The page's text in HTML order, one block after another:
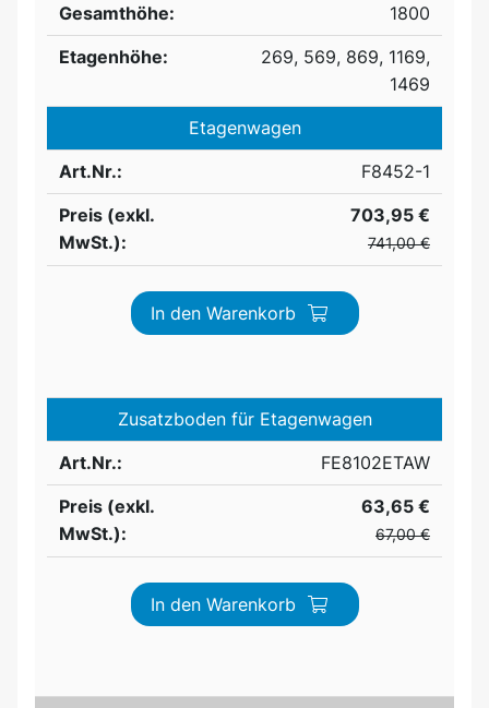
Gesamthöhe:
1800
Etagenhöhe:
269, 569, 869, 1169,
1469
Etagenwagen
Art.Nr.:
F8452-1
Preis (exkl.
MwSt.):
703,95 €
741,00 €
In den Warenkorb
Zusatzboden für Etagenwagen
Art.Nr.:
FE8102ETAW
Preis (exkl.
MwSt.):
63,65 €
67,00 €
In den Warenkorb